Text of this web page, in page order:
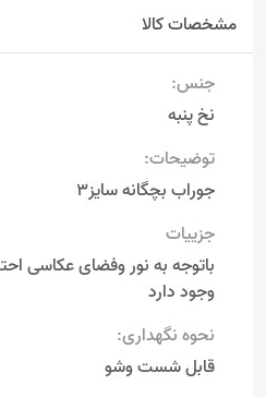
مشخصات کالا
جنس:
نخ پنبه
توضیحات:
جوراب بچگانه سایز3
جزییات
وجود دارد
نحوه نگهداری:
قابل شست وشو